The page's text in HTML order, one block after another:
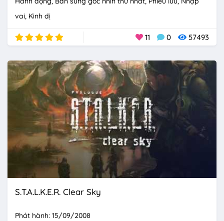
vai Kinh dị
11 0 57493
S.T.A.L.K.E.R. Clear Sky
Phát hành: 15/09/2008